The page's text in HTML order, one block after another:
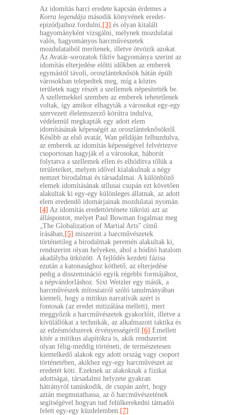
Az idomítás harci eredete kapcsán érdemes a
Korra legendája második könyvének eredet-
epizódjaihoz fordulni, [3] és olyan kitalált
hagyományként vizsgálni, melynek mozdulatai
valós, hagyományos harcművészetek
mozdulataiból merítenek, illetve ötvözik azokat.
Az Avatár-sorozatok fiktív hagyománya szerint az
idomítás elterjedése előtti időkben az emberek
egymástól távoli, oroszlánteknősök hátán épült
városokban telepedtek meg, míg a köztes
területek nagy részét a szellemek népesítették be.
A szellemekkel szemben az emberek tehetetlenek
voltak, így amikor elhagyták a városokat egy-egy
szervezett élelemszerző körútra indulva,
védelemül megkapták egy adott elem
idomításának képességét az oroszlánteknősöktől.
Később az első avatár, Wan példáján felbuzdulva,
az emberek az idomítás képességével felvértezve
csoportosan hagyják el a városokat, háborút
folytatva a szellemek ellen és elhódítva tőlük a
területeiket, melyen idővel kialakulnak a négy
nemzet birodalmai és társadalmai. A különböző
elemek idomításának stílusai csupán ezt követően
alakultak ki egy-egy különleges állatnak, az adott
elem eredendő idomárjainak mozdulatai nyomán.
[4] Az idomítás eredettörténete tükrözi azt az
álláspontot, melyet Paul Bowman fogalmaz meg
„The Globalization of Martial Arts” című
írásában, [5] miszerint a harcművészetek
történetileg a birodalmak peremén alakultak ki,
rendszerint olyan helyeken, ahol a hódító hatalom
akadályba ütközött. A fejlődés kezdeti fázisa
ezután a katonasághoz köthető, az elterjedése
pedig a disszemináció egyik régebbi formájához,
a népvándorláshoz. Sixt Wetzler egy másik, a
harcművészek mítoszairól szóló tanulmányában
kiemeli, hogy a mitikus narratívák azért is
fontosak (az eredet mitizálása mellett), mert
meggyőzik a harcművészetek gyakorlóit, illetve a
kívülállókat a technikák, az alkalmazott taktika és
az edzésmódszerek érvényességéről. [6] Emellett
kitér a mitikus alapítókra is, akik rendszerint
olyan félig-meddig történeti, de természetesen
kiemelkedő alakok egy adott ország vagy csoport
történetében, akikhez egy-egy harcművészet az
eredetét köti. Ezeknek az alakoknak a fizikai
adottságai, társadalmi helyzete gyakran
hátrányról tanúskodik, de csupán azért, hogy
aztán megmutathassa, az ő harcművészetének
segítségével hogyan tud felülkerekedni támadói
felett egy-egy küzdelemben. [7]